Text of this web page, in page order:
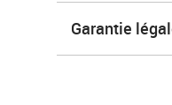
Garantie